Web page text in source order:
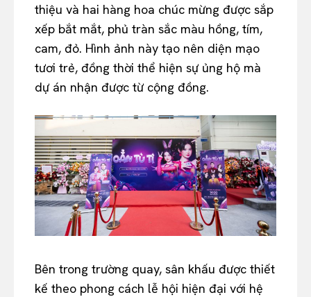
thiệu và hai hàng hoa chúc mừng được sắp
xếp bắt mắt, phủ tràn sắc màu hồng, tím,
cam, đỏ. Hình ảnh này tạo nên diện mạo
tươi trẻ, đồng thời thể hiện sự ủng hộ mà
dự án nhận được từ cộng đồng.
Bên trong trường quay, sân khấu được thiết
kế theo phong cách lễ hội hiện đại với hệ